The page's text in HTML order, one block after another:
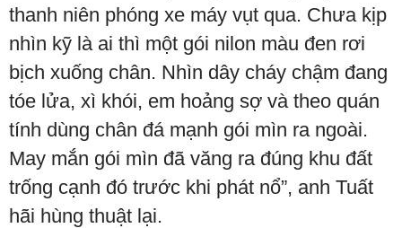
thanh niên phóng xe máy vụt qua. Chưa kịp
nhìn kỹ là ai thì một gói nilon màu đen rơi
bịch xuống chân. Nhìn dây cháy chậm đang
tóe lửa, xì khói, em hoảng sợ và theo quán
tính dùng chân đá mạnh gói mìn ra ngoài.
May mắn gói mìn đã văng ra đúng khu đất
trống cạnh đó trước khi phát nổ”, anh Tuất
hãi hùng thuật lại.